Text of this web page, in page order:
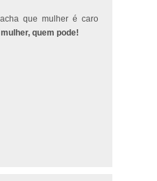
que mulher é caro
quem pode!